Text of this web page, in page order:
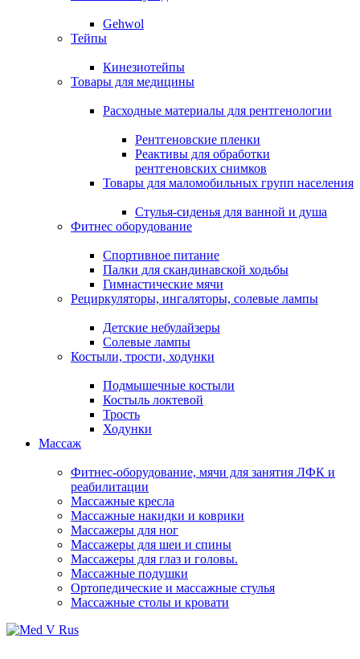
Gehwol
Тейпы
Кинезиотейпы
Товары для медицины
Расходные материалы для рентгенологии
Рентгеновские пленки
Реактивы для обработки
рентгеновских снимков
Товары для маломобильных групп населения
Стулья-сиденья для ванной и душа
Фитнес оборудование
Спортивное питание
Палки для скандинавской ходьбы
Гимнастические мячи
Рециркуляторы, ингаляторы, солевые лампы
Детские небулайзеры
Солевые лампы
Костыли, трости, ходунки
Подмышечные костыли
Костыль локтевой
Трость
Ходунки
Массаж
Фитнес-оборудование, мячи для занятия ЛФК и
реабилитации
Массажные кресла
Массажные накидки и коврики
Массажеры для ног
Массажеры для шеи и спины
Массажеры для глаз и головы.
Массажные подушки
Ортопедические и массажные стулья
Массажные столы и кровати